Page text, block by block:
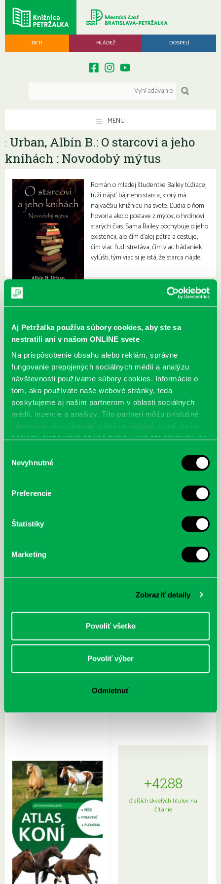
Aj Petržalka používa súbory cookies, aby ste sa
nestratili ani v našom ONLINE svete
Na prispôsobenie obsahu alebo reklám, správne
fungovanie prepojených sociálnych médií a analýzu
návštevnosti používame súbory cookies. Informácie o
tom, ako používate naše webové stránky, teda
poskytujeme aj našim partnerom v oblasti sociálnych
médií, inzercie a analýzy. Títo partneri môžu príslušné
informácie skombinovať s ďalšími údajmi, ktoré ste im
poskytli, alebo ktoré od vás získali, keď ste používali ich
súhlasu
Nevyhnutné
Preferencie
Štatistiky
Marketing
Zobraziť detaily
Povoliť všetko
Povoliť výber
Odmietnuť
DETI MLÁDEŽ DOSPELÍ
MENU
: Urban, Albín B.: O starcovi a jeho
knihách : Novodobý mýtus
Román o mladej študentke Bailey túžiacej
túži nájsť bájneho starca, ktorý má
najväčšiu knižnicu na svete. Ľudia o ňom
hovoria ako o postave z mýtov, o hrdinovi
starých čias. Sama Bailey pochybuje o jeho
existencii, ale čím ďalej pátra a cestuje,
čím viac ľudí stretáva, čím viac hádaniek
vylúšti, tým viac si je istá, že starca nájde.
cyklistu modernej doby:
Rudź, Przemyslaw: Atlas hviezd:
Sprievodca po hviezdnej oblohe
Hardy, Paula: Japonsko na tanieri:
kompletný sprievodca
+4288
ďalších skvelých titulov na
čítanie